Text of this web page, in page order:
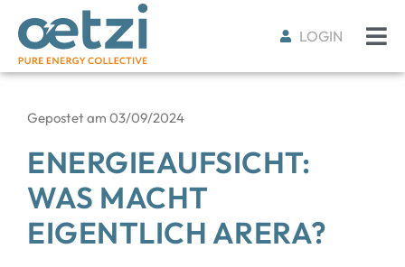
LOGIN
Gepostet am 03/09/2024
ENERGIEAUFSICHT:
WAS MACHT
EIGENTLICH ARERA?